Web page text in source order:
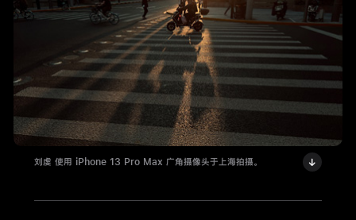
刘虔 使用 iPhone 13 Pro Max 广角摄像头于上海拍摄。